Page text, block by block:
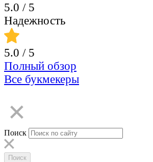
5.0 / 5
Надежность
5.0 / 5
Полный обзор
Все букмекеры
Поиск